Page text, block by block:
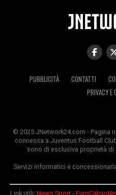
PUBBLICITÀ CONTATTI
PRIVACY E
© 2025 JNetwork24.com - Pagina
connessa a Juventus Football
sono di esclusiva proprietà di
Servizi informatici e
Link utili: News Sport-